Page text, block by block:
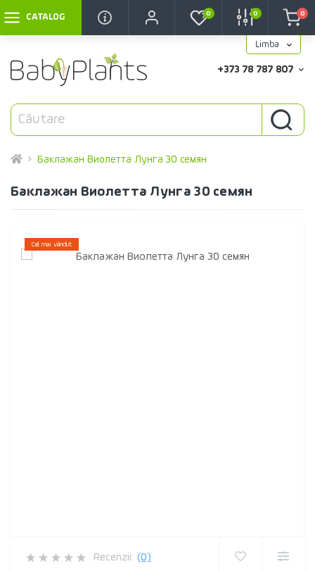
CATALOG
Limba
0 0 0
+373 78 787 807
Баклажан Виолетта Лунга 30 семян
Баклажан Виолетта Лунга 30 семян
Cel mai vândut
Recenzii: (0)